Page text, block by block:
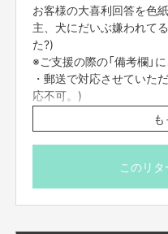
お客様の大喜利回答を色
主、犬にだいぶ嫌われて
た?)
※ご支援の際の「備考欄」
・郵送で対応させていた
応不可。)
※描き直しは無しになり
このリ